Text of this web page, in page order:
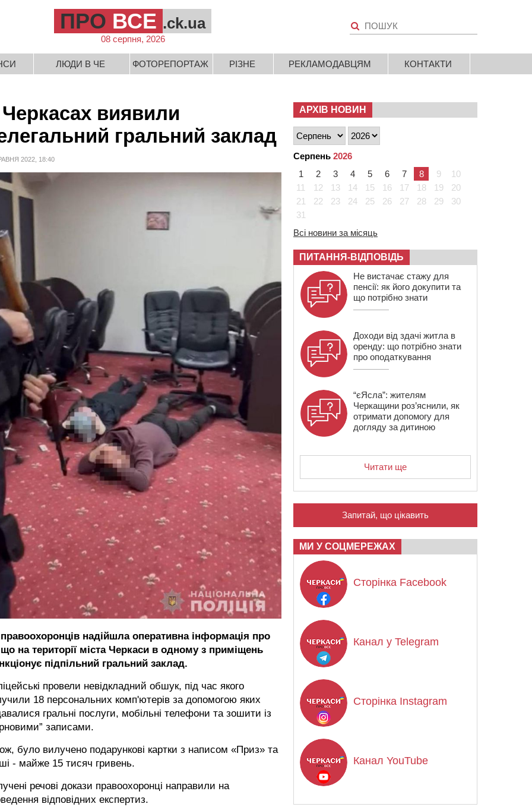
ПРО ВСЕ .ck.ua
08 серпня, 2026
ЛЮДИ В ЧЕ ФОТОРЕПОРТАЖ РІЗНЕ РЕКЛАМОДАВЦЯМ КОНТАКТИ
виявили
гральний заклад
2022, 18:40
надійшла оперативна інформація про
на території міста Черкаси в одному з приміщень
підпільний гральний заклад.
провели невідкладний обшук, під час якого
18 персональних комп'ютерів за допомогою яких
гральні послуги, мобільні телефони та зошити із
записами.
було вилучено подарункові картки з написом «Приз» та
- майже 15 тисяч гривень.
речові докази правоохоронці направили на
відповідних експертиз.
АРХІВ НОВИН
Серпень 2026
1
2 3 4 5 6 7 8 9
10
11
12 13 14 15 16 17 18 19
20
21
22 23 24 25 26 27 28 29
30
31
Всі новини за місяць
ПИТАННЯ-ВІДПОВІДЬ
Не вистачає стажу для
пенсії: як його докупити та
що потрібно знати
Доходи від здачі житла в
оренду: що потрібно знати
про оподаткування
“єЯсла”: жителям
Черкащини роз’яснили, як
отримати допомогу для
догляду за дитиною
Читати ще
Запитай, що цікавить
МИ У СОЦМЕРЕЖАХ
Сторінка Facebook
Канал у Telegram
Сторінка Instagram
Канал YouTube